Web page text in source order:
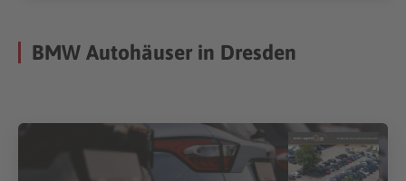
BMW Autohäuser in Dresden